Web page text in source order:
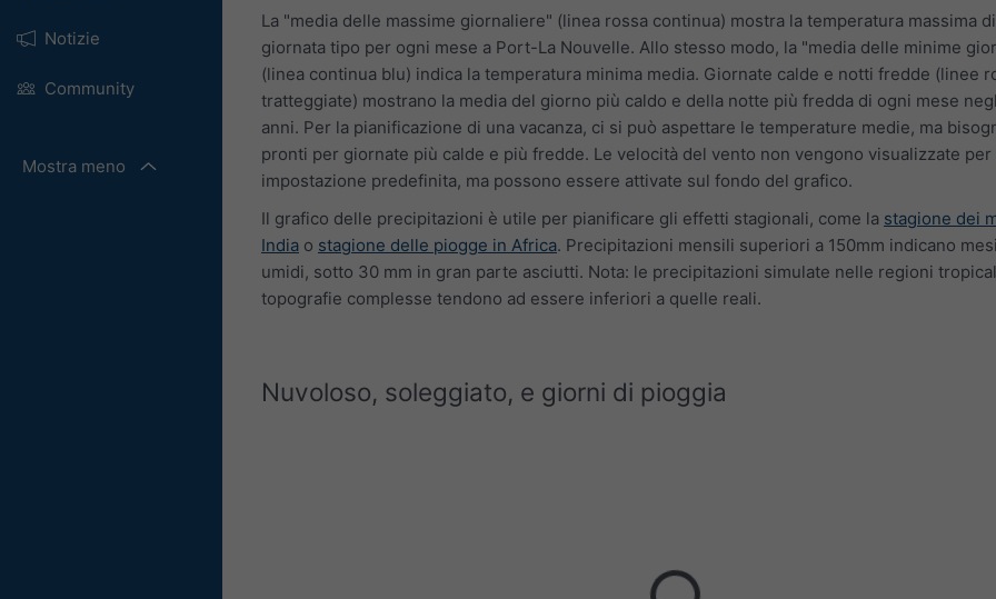
Notizie
Community
Mostra meno
La "media delle massime giornaliere" (linea rossa continua) mostra la temperatura massima
giornata tipo per ogni mese a Port-La Nouvelle. Allo stesso modo, la "media delle minime
(linea continua blu) indica la temperatura minima media. Giornate calde e notti fredde (linee
tratteggiate) mostrano la media del giorno più caldo e della notte più fredda di ogni mese
anni. Per la pianificazione di una vacanza, ci si può aspettare le temperature medie, ma
pronti per giornate più calde e più fredde. Le velocità del vento non vengono visualizzate per
impostazione predefinita, ma possono essere attivate sul fondo del grafico.
Il grafico delle precipitazioni è utile per pianificare gli effetti stagionali, come la stagione dei
India o stagione delle piogge in Africa. Precipitazioni mensili superiori a 150mm indicano
umidi, sotto 30 mm in gran parte asciutti. Nota: le precipitazioni simulate nelle regioni
topografie complesse tendono ad essere inferiori a quelle reali.
Nuvoloso, soleggiato, e giorni di pioggia